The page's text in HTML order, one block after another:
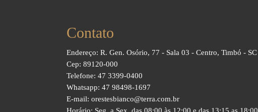
Contato
Endereço: R. Gen. Osório, 77 - Sala 03 - Centro, Timbó - SC
Cep: 89120-000
Telefone: 47 3399-0400
Whatsapp: 47 98498-1697
E-mail: orestesbianco@terra.com.br